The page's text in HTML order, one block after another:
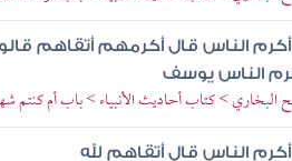
الناس قال أكرمهم أتقاهم
الناس يوسف
> كتاب أحاديث الأنبياء > باب أم كنتم
الناس قال أتقاهم لله